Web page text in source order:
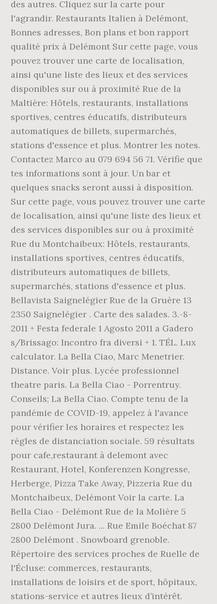
des autres. Cliquez sur la carte pour
l'agrandir. Restaurants Italien à Delémont,
Bonnes adresses, Bon plans et bon rapport
qualité prix à Delémont Sur cette page, vous
pouvez trouver une carte de localisation,
ainsi qu'une liste des lieux et des services
disponibles sur ou à proximité Rue de la
Maltière: Hôtels, restaurants, installations
sportives, centres éducatifs, distributeurs
automatiques de billets, supermarchés,
stations d'essence et plus. Montrer les notes.
Contactez Marco au 079 694 56 71. Vérifie que
tes informations sont à jour. Un bar et
quelques snacks seront aussi à disposition.
Sur cette page, vous pouvez trouver une carte
de localisation, ainsi qu'une liste des lieux et
des services disponibles sur ou à proximité
Rue du Montchaibeux: Hôtels, restaurants,
installations sportives, centres éducatifs,
distributeurs automatiques de billets,
supermarchés, stations d'essence et plus.
Bellavista Saignelégier Rue de la Gruère 13
2350 Saignelégier . Carte des salades. 3.-8-
2011 + Festa federale 1 Agosto 2011 a Gadero
s/Brissago: Incontro fra diversi + 1. TÉL. Lux
calculator. La Bella Ciao, Marc Menetrier.
Distance. Voir plus. Lycée professionnel
theatre paris. La Bella Ciao - Porrentruy.
Conseils; La Bella Ciao. Compte tenu de la
pandémie de COVID-19, appelez à l'avance
pour vérifier les horaires et respectez les
règles de distanciation sociale. 59 résultats
pour cafe,restaurant à delemont avec
Restaurant, Hotel, Konferenzen Kongresse,
Herberge, Pizza Take Away, Pizzeria Rue du
Montchaibeux, Delémont Voir la carte. La
Bella Ciao - Delémont Rue de la Molière 5
2800 Delémont Jura. ... Rue Emile Boéchat 87
2800 Delémont . Snowboard grenoble.
Répertoire des services proches de Ruelle de
l'Écluse: commerces, restaurants,
installations de loisirs et de sport, hôpitaux,
stations-service et autres lieux d’intérêt.